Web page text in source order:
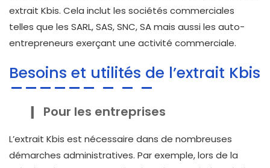
extrait Kbis. Cela inclut les sociétés commerciales
telles que les SARL, SAS, SNC, SA mais aussi les auto-
entrepreneurs exerçant une activité commerciale.
Besoins et utilités de l’extrait Kbis
Pour les entreprises
L’extrait Kbis est nécessaire dans de nombreuses
démarches administratives. Par exemple, lors de la